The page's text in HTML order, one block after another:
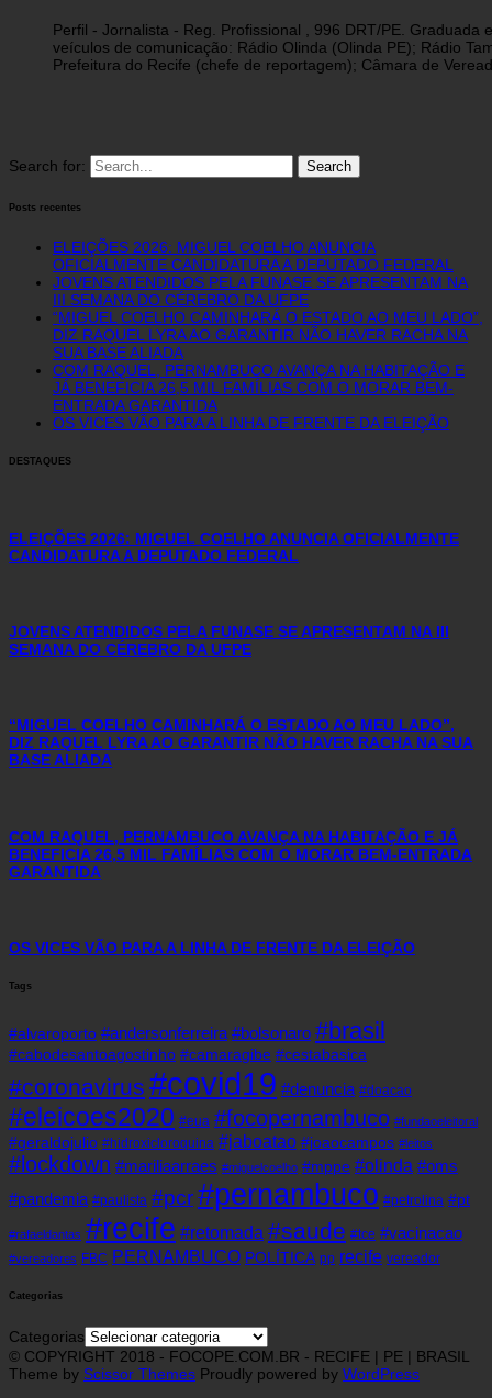
Perfil - Jornalista - Reg. Profissional , 996 DRT/PE.
veículos de comunicação: Rádio Olinda (Olinda PE); Rádio
Prefeitura do Recife (chefe de reportagem); Câmara de
Search for:
Posts recentes
ELEIÇÕES 2026: MIGUEL COELHO ANUNCIA
OFICIALMENTE CANDIDATURA A DEPUTADO FEDERAL
JOVENS ATENDIDOS PELA FUNASE SE APRESENTAM NA
III SEMANA DO CÉREBRO DA UFPE
“MIGUEL COELHO CAMINHARÁ O ESTADO AO MEU LADO”,
DIZ RAQUEL LYRA AO GARANTIR NÃO HAVER RACHA NA
SUA BASE ALIADA
COM RAQUEL, PERNAMBUCO AVANÇA NA HABITAÇÃO E
JÁ BENEFICIA 26,5 MIL FAMÍLIAS COM O MORAR BEM-
ENTRADA GARANTIDA
OS VICES VÃO PARA A LINHA DE FRENTE DA ELEIÇÃO
DESTAQUES
ELEIÇÕES 2026: MIGUEL COELHO ANUNCIA OFICIALMENTE
CANDIDATURA A DEPUTADO FEDERAL
JOVENS ATENDIDOS PELA FUNASE SE APRESENTAM NA III
SEMANA DO CÉREBRO DA UFPE
“MIGUEL COELHO CAMINHARÁ O ESTADO AO MEU LADO”,
DIZ RAQUEL LYRA AO GARANTIR NÃO HAVER RACHA NA SUA
BASE ALIADA
COM RAQUEL, PERNAMBUCO AVANÇA NA HABITAÇÃO E JÁ
BENEFICIA 26,5 MIL FAMÍLIAS COM O MORAR BEM-ENTRADA
GARANTIDA
OS VICES VÃO PARA A LINHA DE FRENTE DA ELEIÇÃO
Tags
#alvaroporto #andersonferreira #bolsonaro #brasil
#cabodesantoagostinho #camaragibe #cestabasica
#coronavirus #covid19 #denuncia #doacao
#eleicoes2020 #eua #focopernambuco #fundaoeleitoral
#geraldojulio #hidroxicloroquina #jaboatao #joaocampos #leitos
#lockdown #mariliaarraes #miguelcoelho #mppe #olinda #oms
#pandemia #paulista #pcr#pernambuco #petrolina #pt
#rafaeldantas #recife #retomada #saude #tce #vacinacao
#vereadores FBC PERNAMBUCO POLÍTICA pp recife vereador
Categorias
Categorias
© COPYRIGHT 2018 - FOCOPE.COM.BR - RECIFE | PE | BRASIL
Theme by Scissor Themes Proudly powered by WordPress